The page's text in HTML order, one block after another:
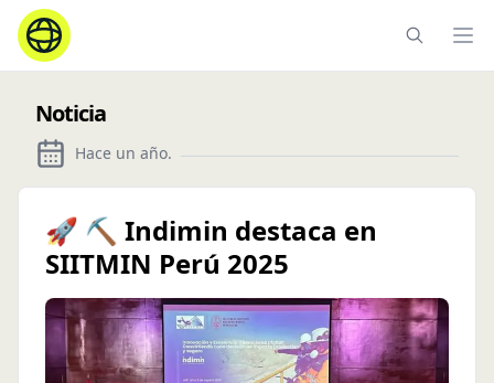
Noticia
Hace un año.
🚀 ⛏️ Indimin destaca en
SIITMIN Perú 2025